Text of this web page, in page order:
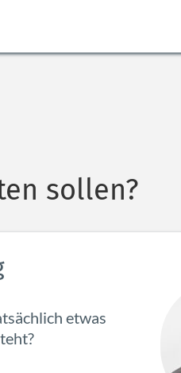
sollen?
etwas